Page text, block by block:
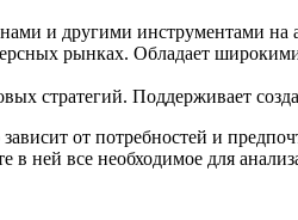
и другими инструментами на
рынках. Обладает
стратегий. Поддерживает
от потребностей и
в ней все необходимое для